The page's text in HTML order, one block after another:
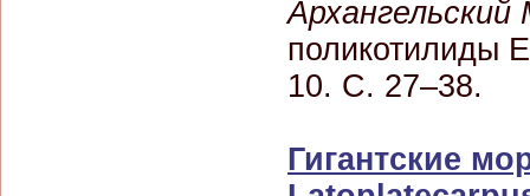
поликотилиды
10. С. 27–38.
Гигантские